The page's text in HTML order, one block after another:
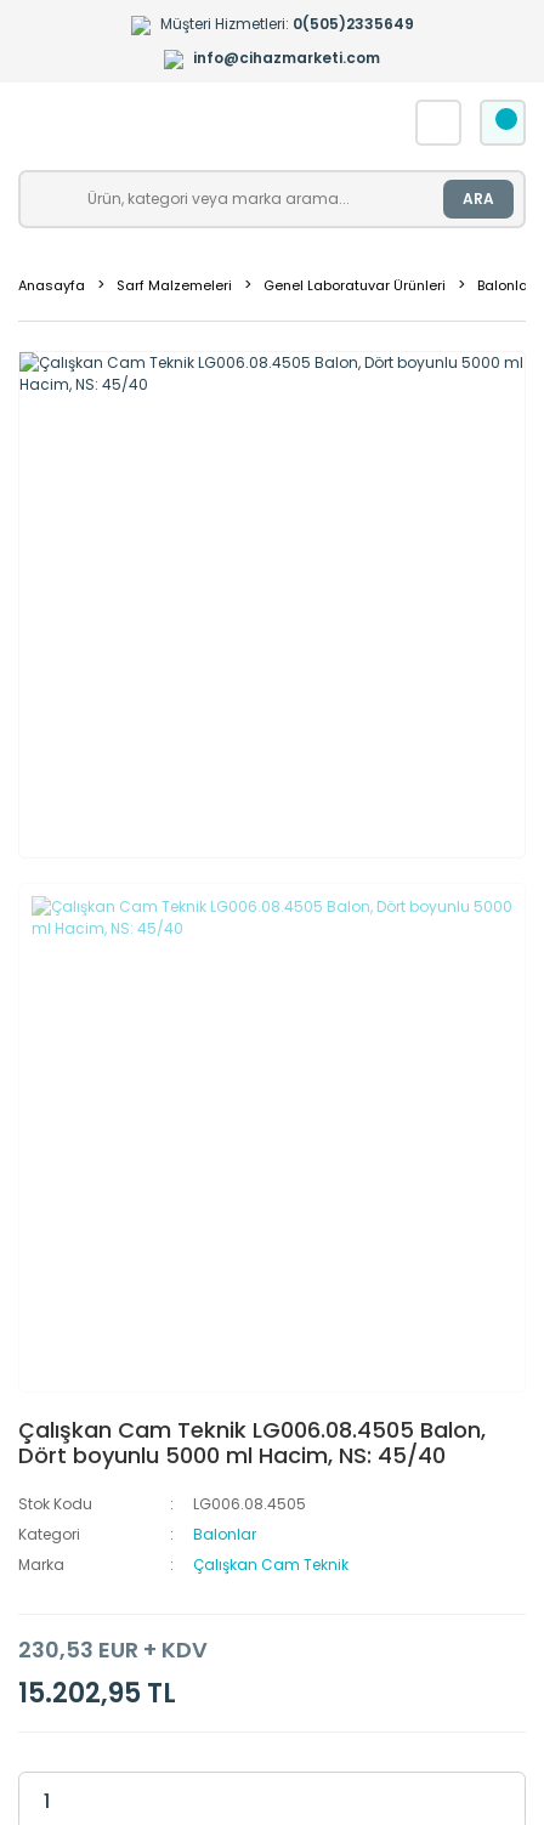
Müşteri Hizmetleri: 0(505)2335649
info@cihazmarketi.com
ARA
Anasayfa Sarf Malzemeleri Genel Laboratuvar Ürünleri Balonlar
Çalışkan Cam Teknik LG006.08.4505 Balon,
Dört boyunlu 5000 ml Hacim, NS: 45/40
Stok Kodu
LG006.08.4505
Kategori
Balonlar
Marka
Çalışkan Cam Teknik
230,53 EUR + KDV
15.202,95 TL